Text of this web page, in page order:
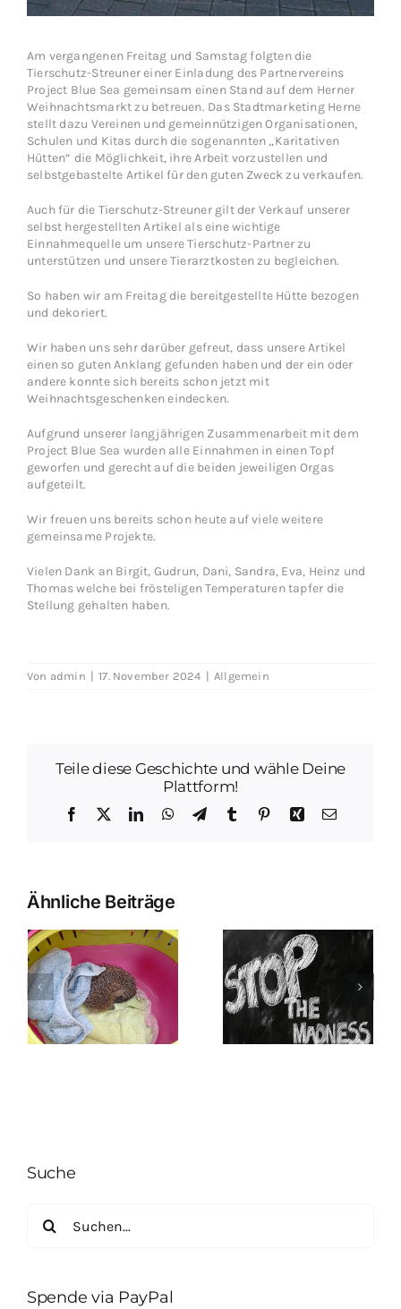
Am vergangenen Freitag und Samstag folgten die
Tierschutz-Streuner einer Einladung des Partnervereins
Project Blue Sea gemeinsam einen Stand auf dem Herner
Weihnachtsmarkt zu betreuen. Das Stadtmarketing Herne
stellt dazu Vereinen und gemeinnützigen Organisationen,
Schulen und Kitas durch die sogenannten „Karitativen
Hütten“ die Möglichkeit, ihre Arbeit vorzustellen und
selbstgebastelte Artikel für den guten Zweck zu verkaufen.
Auch für die Tierschutz-Streuner gilt der Verkauf unserer
selbst hergestellten Artikel als eine wichtige
Einnahmequelle um unsere Tierschutz-Partner zu
unterstützen und unsere Tierarztkosten zu begleichen.
So haben wir am Freitag die bereitgestellte Hütte bezogen
und dekoriert.
Wir haben uns sehr darüber gefreut, dass unsere Artikel
einen so guten Anklang gefunden haben und der ein oder
andere konnte sich bereits schon jetzt mit
Weihnachtsgeschenken eindecken.
Aufgrund unserer langjährigen Zusammenarbeit mit dem
Project Blue Sea wurden alle Einnahmen in einen Topf
geworfen und gerecht auf die beiden jeweiligen Orgas
aufgeteilt.
Wir freuen uns bereits schon heute auf viele weitere
gemeinsame Projekte.
Vielen Dank an Birgit, Gudrun, Dani, Sandra, Eva, Heinz und
Thomas welche bei frösteligen Temperaturen tapfer die
Stellung gehalten haben.
Von admin 17. November 2024 Allgemein
Teile diese Geschichte und wähle Deine
Plattform!
Facebook LinkedInWhatsApp
TelegramTumblr PinterestXing E-
Ähnliche Beiträge
Suche
nach:
Spende via PayPal